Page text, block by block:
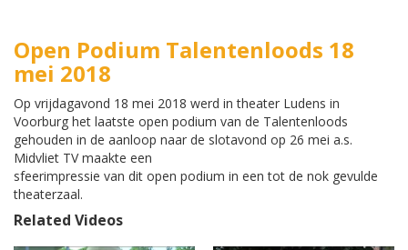
Open Podium Talentenloods 18
mei 2018
Op vrijdagavond 18 mei 2018 werd in theater Ludens in
Voorburg het laatste open podium van de Talentenloods
gehouden in de aanloop naar de slotavond op 26 mei a.s.
Midvliet TV maakte een
sfeerimpressie van dit open podium in een tot de nok gevulde
theaterzaal.
Related Videos